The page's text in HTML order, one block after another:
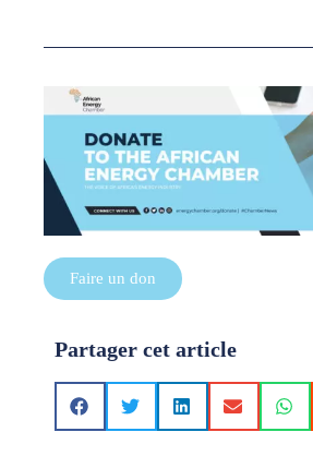
Faire un don
Partager cet article